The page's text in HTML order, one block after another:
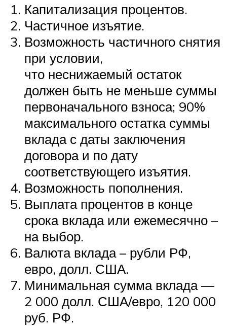
Капитализация процентов.
Частичное изъятие.
Возможность частичного снятия
при условии,
что неснижаемый остаток
должен быть не меньше суммы
первоначального взноса; 90%
максимального остатка суммы
вклада с даты заключения
договора и по дату
соответствующего изъятия.
Возможность пополнения.
Выплата процентов в конце
срока вклада или ежемесячно –
на выбор.
Валюта вклада – рубли РФ,
евро, долл. США.
Минимальная сумма вклада —
2 000 долл. США/евро, 120 000
руб. РФ.